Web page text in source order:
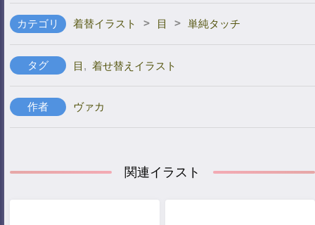
カテゴリ 着替イラスト > 目 > 単純タッチ
タグ 目 , 着せ替えイラスト
作者 ヴァカ
関連イラスト